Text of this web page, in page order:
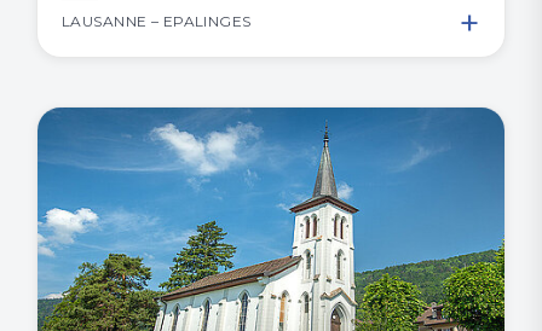
LAUSANNE – EPALINGES +